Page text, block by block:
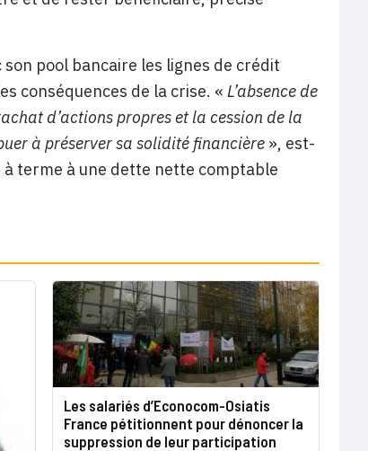
pool bancaire les lignes de crédit
conséquences de la crise. « L’absence de
d’actions propres et la cession de la
à préserver sa solidité financière », est-
terme à une dette nette comptable
Les salariés d’Econocom-Osiatis
France pétitionnent pour dénoncer la
suppression de leur participation